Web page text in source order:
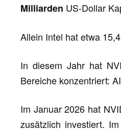
Milliarden US-Dollar
Allein Intel hat etwa
In diesem Jahr hat
Bereiche konzentriert:
Im Januar 2026 hat
zusätzlich investiert.